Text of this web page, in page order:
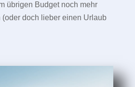
übrigen Budget noch mehr
doch lieber einen Urlaub